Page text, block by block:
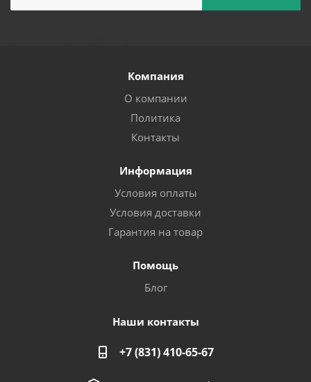
Компания
О компании
Политика
Контакты
Информация
Условия оплаты
Условия доставки
Гарантия на товар
Помощь
Блог
Наши контакты
+7 (831) 410-65-67